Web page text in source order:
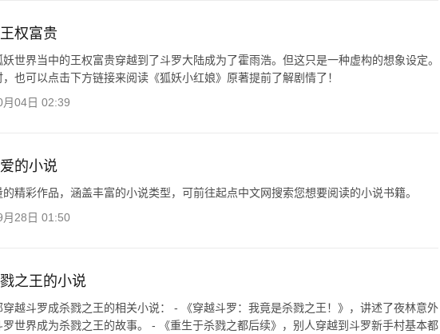
权富贵
世界当中的王权富贵穿越到了斗罗大陆成为了霍雨浩。但这只是一种虚构的想象设定。
也可以点击下方链接来阅读《狐妖小红娘》原著提前了解剧情了！
月04日 02:39
的小说
精彩作品，涵盖丰富的小说类型，可前往起点中文网搜索您想要阅读的小说书籍。
月28日 01:50
之王的小说
穿越斗罗成杀戮之王的相关小说： - 《穿越斗罗：我竟是杀戮之王！》，讲述了夜林意外
世界成为杀戮之王的故事。 - 《重生于杀戮之都后续》，别人穿越到斗罗新手村基本都